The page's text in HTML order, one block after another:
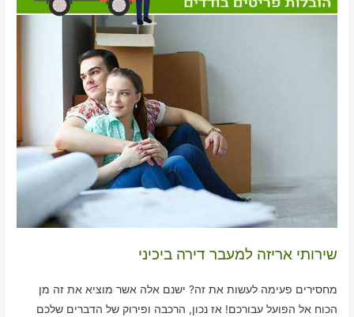
שירותי אריזה למעבר דירה ביכיני
מחסירים פעימה לעשות את זה? ישנם אלה אשר מוציא את זה מן
הכוח אל הפועל עבורכם! אז נכון, הרכבה ופירוק של הדברים שלכם